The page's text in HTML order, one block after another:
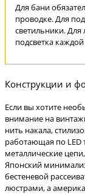
Для бани
проводке. Для
светильники.
подсветка
Конструкции и
Если вы хотите
внимание на
нить накала,
работающая по LED
металлические
Японский
бестеневой
люстрами, а